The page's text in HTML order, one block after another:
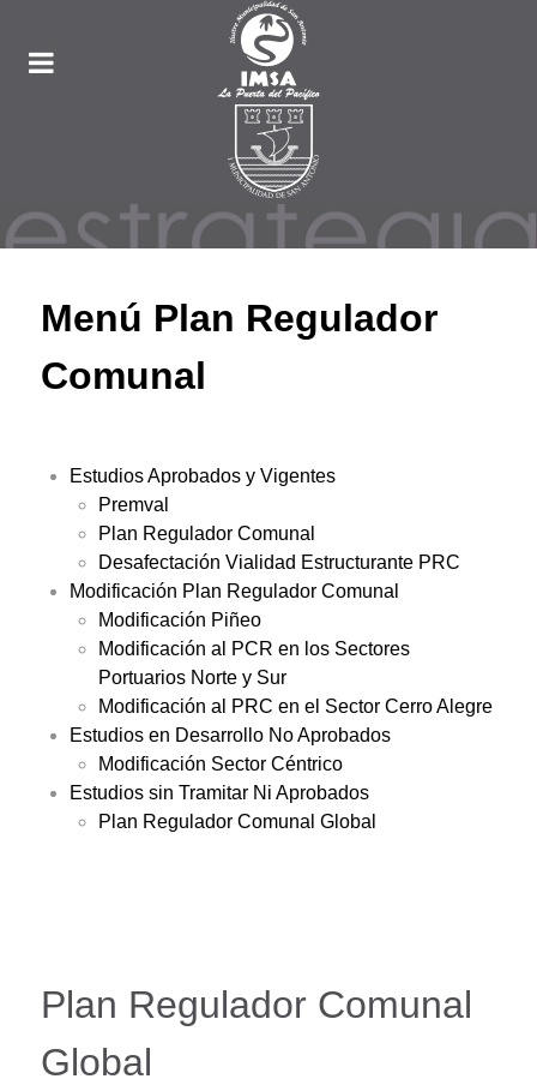
Menú Plan Regulador
Comunal
Estudios Aprobados y Vigentes
Premval
Plan Regulador Comunal
Desafectación Vialidad Estructurante PRC
Modificación Plan Regulador Comunal
Modificación Piñeo
Modificación al PCR en los Sectores
Portuarios Norte y Sur
Modificación al PRC en el Sector Cerro Alegre
Estudios en Desarrollo No Aprobados
Modificación Sector Céntrico
Estudios sin Tramitar Ni Aprobados
Plan Regulador Comunal Global
Plan Regulador Comunal
Global